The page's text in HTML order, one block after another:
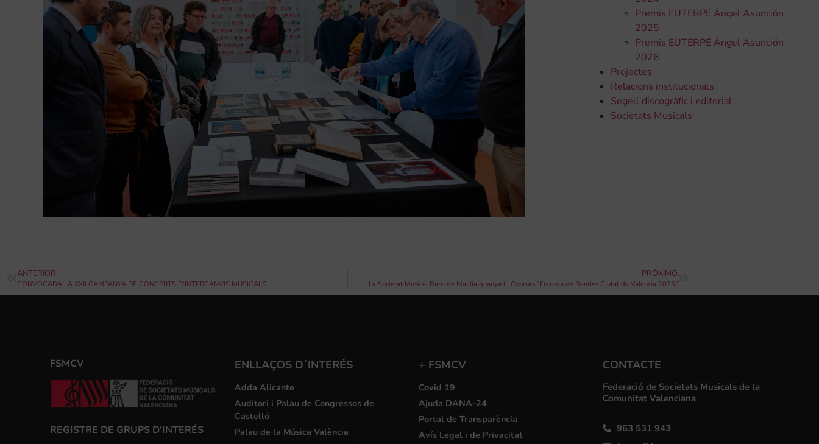
Premis EUTERPE Ángel Asunción
2025
Premis EUTERPE Ángel Asunción
2026
Projectes
Relacions institucionals
Segell discogràfic i editorial
Societats Musicals
ANTERIOR
CONVOCADA LA XXII CAMPANYA DE CONCERTS D’INTERCANVIS MUSICALS
PRÓXIMO
La Societat Musical Barri de Malilla guanya l’I Concurs “Entrada de Bandes Ciutat de València 2025”
FSMCV
REGISTRE DE GRUPS D'INTERÉS
ENLLAÇOS D´INTERÉS
Adda Alicante
Auditori i Palau de Congressos de
Castelló
Palau de la Música València
+ FSMCV
Covid 19
Ajuda DANA-24
Portal de Transparència
Avís Legal i de Privacitat
CONTACTE
Federació de Societats Musicals de la
Comunitat Valenciana
963 531 943